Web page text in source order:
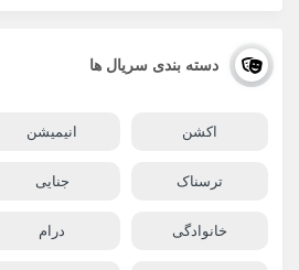
دسته بندی سریال ها
اکشن انیمیشن
ترسناک جنایی
خانوادگی درام